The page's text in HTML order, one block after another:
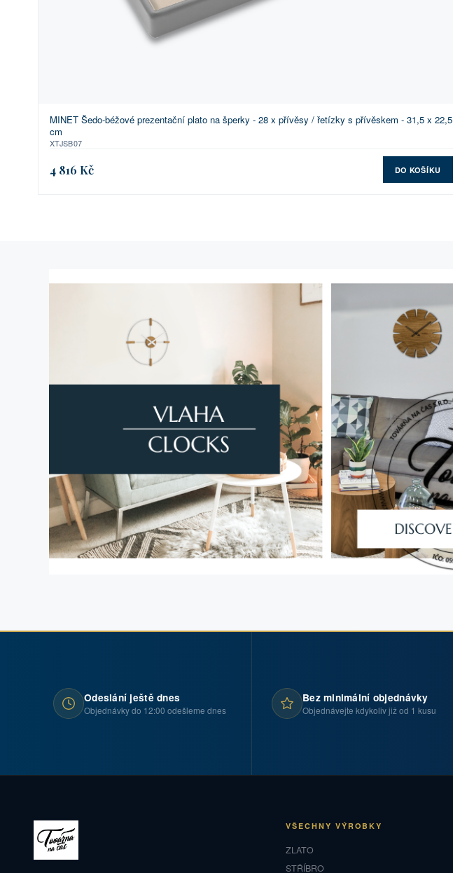
MINET Šedo-béžové prezentační plato na šperky - 28 x přívěsy / řetízky s přívěskem - 31,5 x 22,5
cm
XTJSB07
4 816 Kč DO KOŠÍKU
Odeslání ještě dnes
Objednávky do 12:00 odešleme dnes
Bez minimální objednávky
Objednávejte kdykoliv již od 1 kusu
VŠECHNY VÝROBKY
ZLATO
STŘÍBRO